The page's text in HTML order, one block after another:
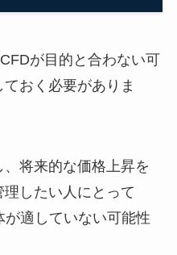
が目的と合わない可
おく必要がありま
将来的な価格上昇を
したい人にとって
適していない可能性